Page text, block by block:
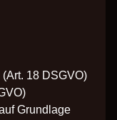
(Art. 18 DSGVO)
Grundlage